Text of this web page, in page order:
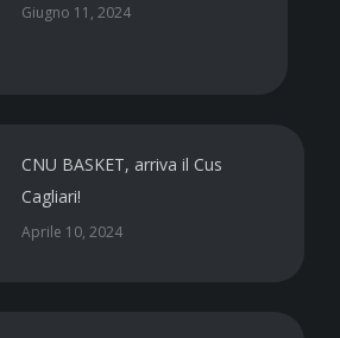
Giugno 11, 2024
CNU BASKET, arriva il Cus
Cagliari!
Aprile 10, 2024